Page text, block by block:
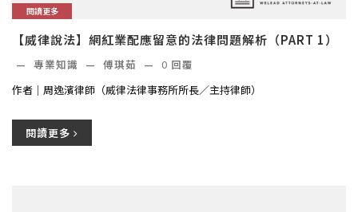
閱讀更多
【威律說法】網紅業配應留意的法律問題解析（PART 1）
— 專業知識 — 傅琪茹 — 0 回覆
作者｜周逸濱律師（威律法律事務所所長／主持律師）
閱讀更多